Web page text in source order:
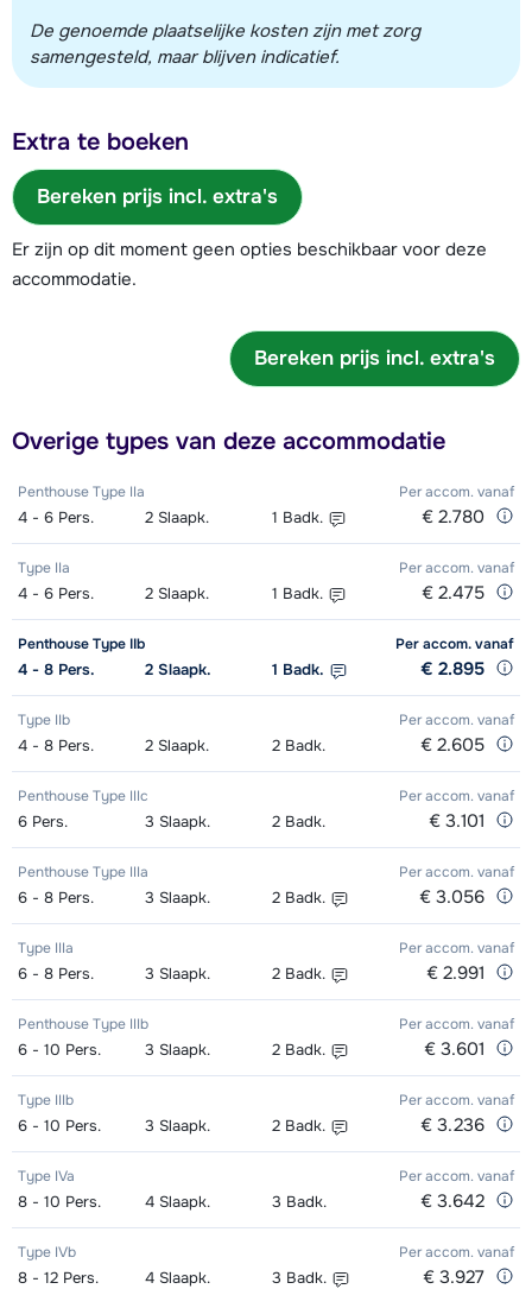
De genoemde plaatselijke kosten zijn met zorg
samengesteld, maar blijven indicatief.
Extra te boeken
Bereken prijs incl. extra's
Er zijn op dit moment geen opties beschikbaar voor deze
accommodatie.
Bereken prijs incl. extra's
Overige types van deze accommodatie
Penthouse Type IIa Per accom. vanaf
4 - 6 Pers. 2 Slaapk. 1 Badk. € 2.780
Type IIa Per accom. vanaf
4 - 6 Pers. 2 Slaapk. 1 Badk. € 2.475
Penthouse Type IIb Per accom.vanaf
4 - 8 Pers. 2 Slaapk. 1 Badk. € 2.895
Type IIb Per accom. vanaf
4 - 8 Pers. 2 Slaapk. 2 Badk. € 2.605
Penthouse Type IIIc Per accom. vanaf
6 Pers. 3 Slaapk. 2 Badk. € 3.101
Penthouse Type IIIa Per accom. vanaf
6 - 8 Pers. 3 Slaapk. 2 Badk. € 3.056
Type IIIa Per accom. vanaf
6 - 8 Pers. 3 Slaapk. 2 Badk. € 2.991
Penthouse Type IIIb Per accom. vanaf
6 - 10 Pers. 3 Slaapk. 2 Badk. € 3.601
Type IIIb Per accom. vanaf
6 - 10 Pers. 3 Slaapk. 2 Badk. € 3.236
Type IVa Per accom. vanaf
8 - 10 Pers. 4 Slaapk. 3 Badk. € 3.642
Type IVb Per accom. vanaf
8 - 12 Pers. 4 Slaapk. 3 Badk. € 3.927